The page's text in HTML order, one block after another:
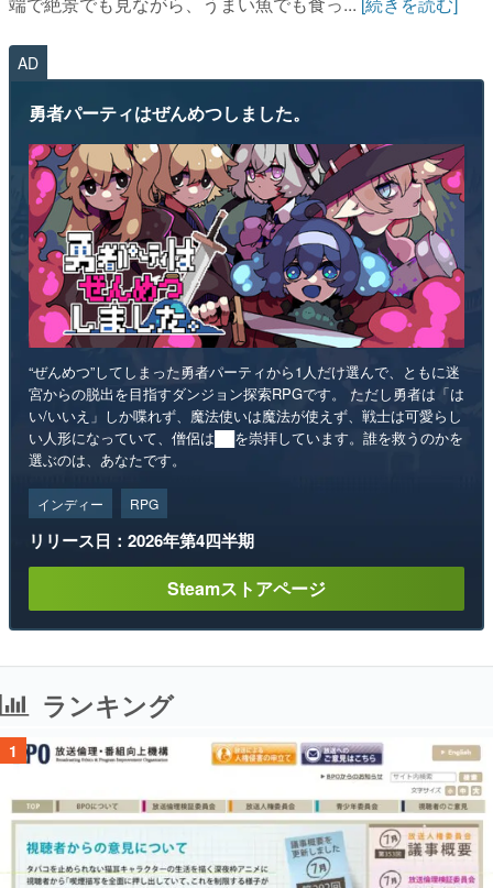
AD
勇者パーティはぜんめつしました。
“ぜんめつ”してしまった勇者パーティから1人だけ選んで、ともに迷
宮からの脱出を目指すダンジョン探索RPGです。 ただし勇者は「は
い/いいえ」しか喋れず、魔法使いは魔法が使えず、戦士は可愛らし
い人形になっていて、僧侶は██を崇拝しています。誰を救うのかを
選ぶのは、あなたです。
インディー RPG
リリース日：2026年第4四半期
Steamストアページ
ランキング
1